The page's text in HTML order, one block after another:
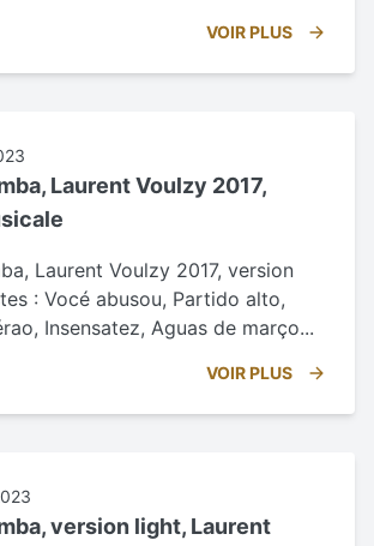
VOIR PLUS
Laurent Voulzy 2017,
Laurent Voulzy 2017, version
: Vocé abusou, Partido alto,
Insensatez, Aguas de março...
VOIR PLUS
version light, Laurent